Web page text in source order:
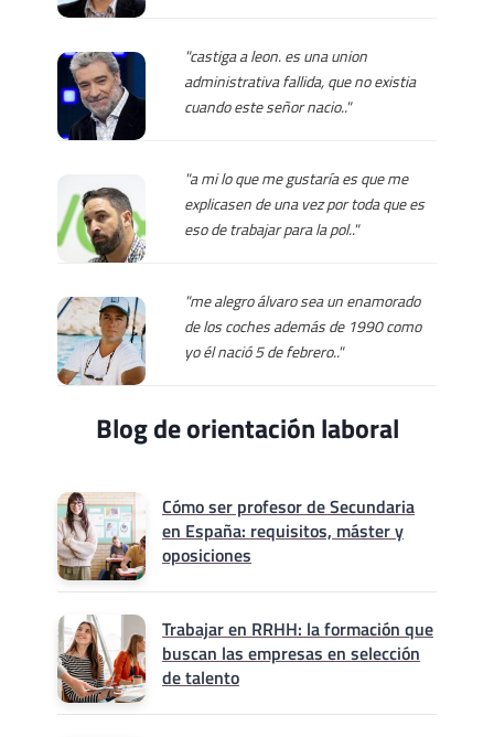
"castiga a leon. es una union
administrativa fallida, que no existia
cuando este señor nacio.."
"a mi lo que me gustaría es que me
explicasen de una vez por toda que es
eso de trabajar para la pol.."
"me alegro álvaro sea un enamorado
de los coches además de 1990 como
yo él nació 5 de febrero.."
Blog de orientación laboral
Cómo ser profesor de Secundaria
en España: requisitos, máster y
oposiciones
Trabajar en RRHH: la formación que
buscan las empresas en selección
de talento